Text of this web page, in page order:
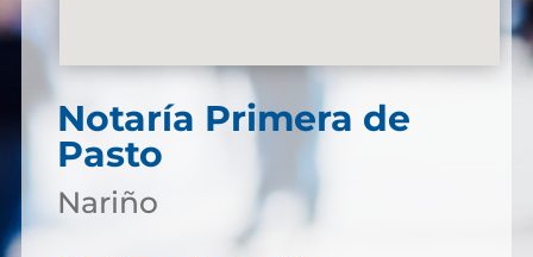
Notaría Primera de
Pasto
Nariño